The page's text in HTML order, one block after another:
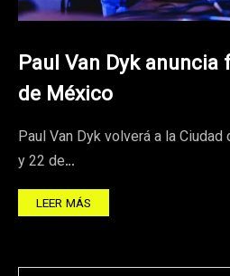
Paul Van Dyk anuncia
de México
Paul Van Dyk volverá a la
y 22 de…
LEER MÁS